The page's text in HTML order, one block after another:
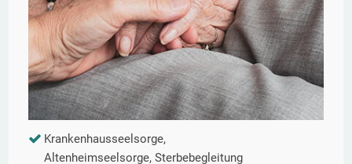
Krankenhausseelsorge,
Altenheimseelsorge, Sterbebegleitung